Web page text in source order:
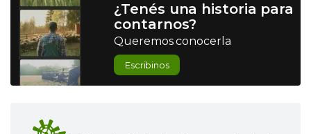
¿Tenés una historia para
contarnos?
Queremos conocerla
Escribinos